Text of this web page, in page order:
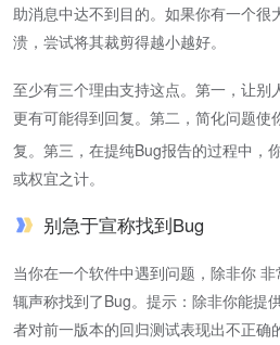
助消息中达不到目的。如果你有一个很
溃，尝试将其裁剪得越小越好。
至少有三个理由支持这点。第一，让别
更有可能得到回复。第二，简化问题使
复。第三，在提纯Bug报告的过程中，
或权宜之计。
别急于宣称找到Bug
当你在一个软件中遇到问题，除非你
辄声称找到了Bug。提示：除非你能提
者对前一版本的回归测试表现出不正确